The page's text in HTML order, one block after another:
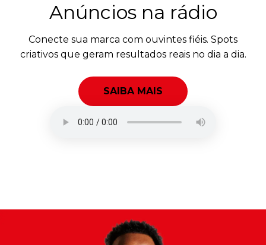
Anúncios na rádio
Conecte sua marca com ouvintes fiéis. Spots
criativos que geram resultados reais no dia a dia.
SAIBA MAIS